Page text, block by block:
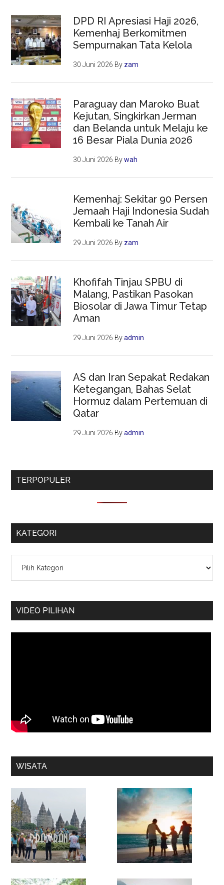
DPD RI Apresiasi Haji 2026,
Kemenhaj Berkomitmen
Sempurnakan Tata Kelola
30 Juni 2026 By zam
Paraguay dan Maroko Buat
Kejutan, Singkirkan Jerman
dan Belanda untuk Melaju ke
16 Besar Piala Dunia 2026
30 Juni 2026 Bywah
Kemenhaj: Sekitar 90 Persen
Jemaah Haji Indonesia Sudah
Kembali ke Tanah Air
29 Juni 2026 By zam
Khofifah Tinjau SPBU di
Malang, Pastikan Pasokan
Biosolar di Jawa Timur Tetap
Aman
29 Juni 2026 Byadmin
AS dan Iran Sepakat Redakan
Ketegangan, Bahas Selat
Hormuz dalam Pertemuan di
Qatar
29 Juni 2026 Byadmin
TERPOPULER
KATEGORI
VIDEO PILIHAN
WISATA